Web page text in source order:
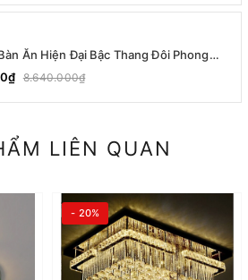
Ăn Hiện Đại Bậc Thang Đôi Phong
Bản Wabi-sabi DC-T078A
8.640.000₫
LIÊN QUAN
- 20%